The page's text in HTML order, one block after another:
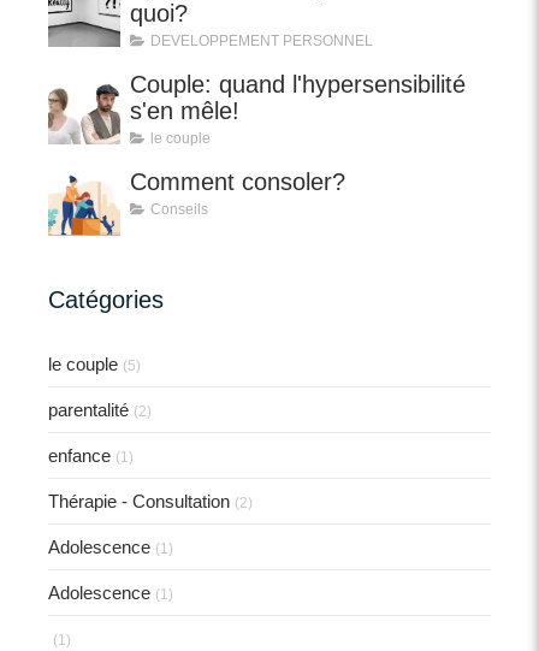
quoi?
DEVELOPPEMENT PERSONNEL
Couple: quand l'hypersensibilité
s'en mêle!
le couple
Comment consoler?
Conseils
Catégories
le couple (5)
parentalité (2)
enfance (1)
Thérapie - Consultation (2)
Adolescence (1)
Adolescence (1)
(1)